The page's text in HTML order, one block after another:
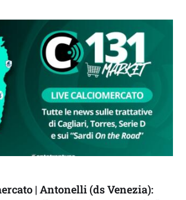
| Antonelli (ds Venezia):